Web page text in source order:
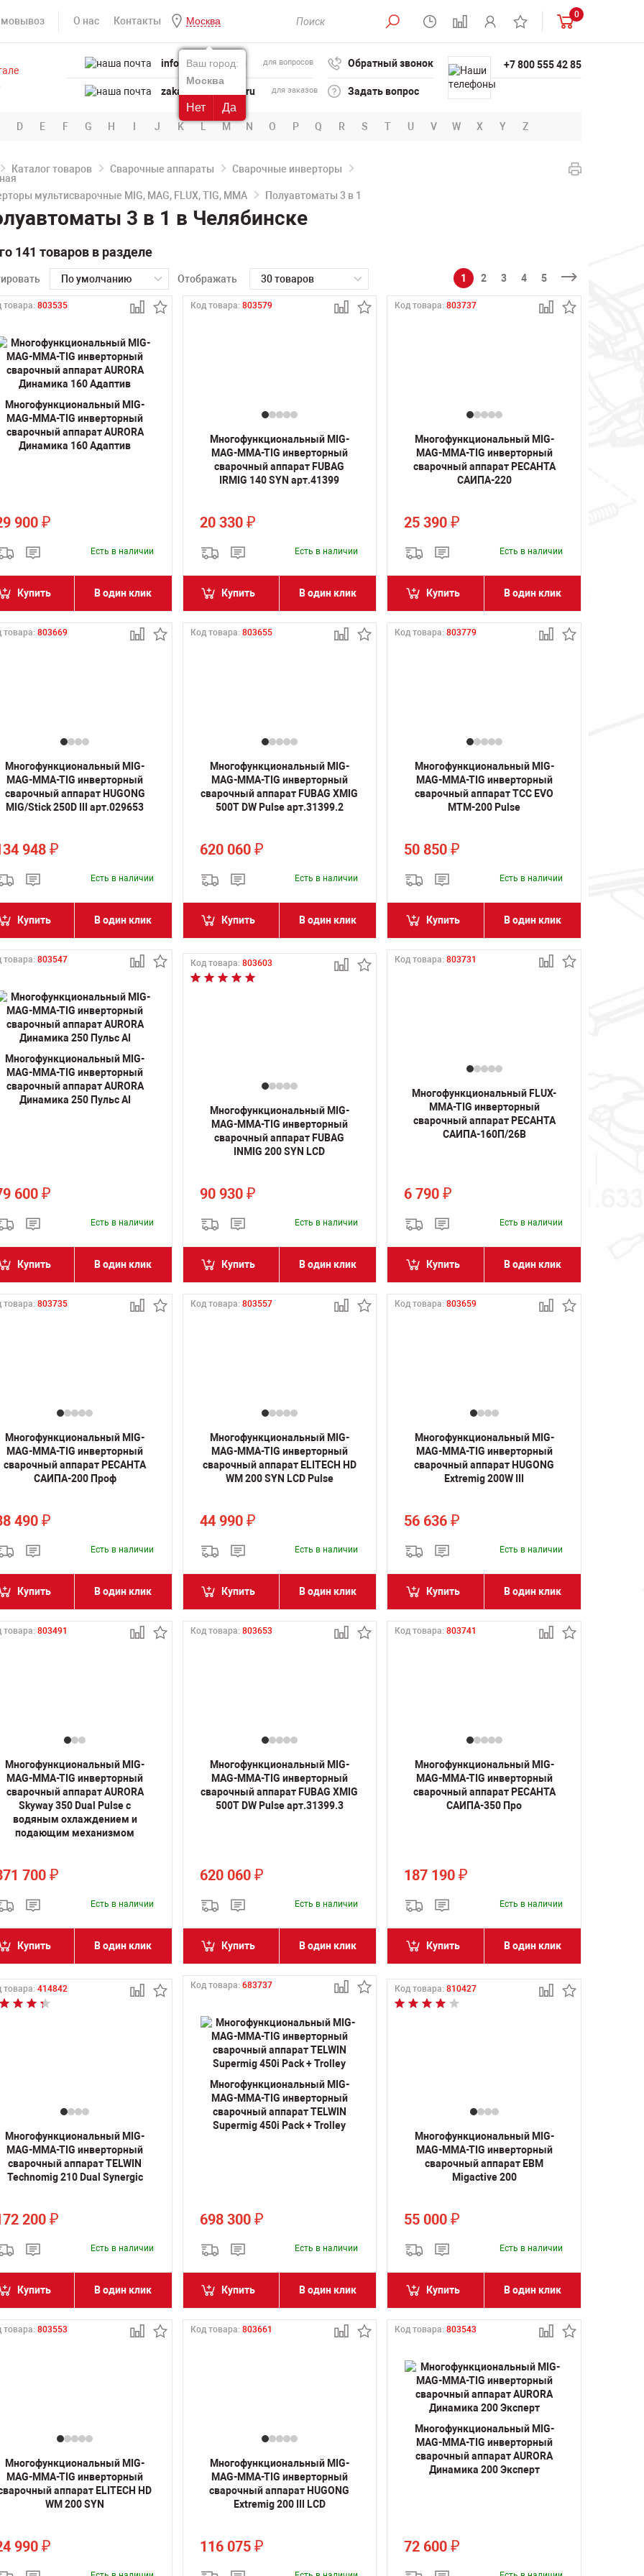
О нас Контакты Москва
Ваш город:
Москва
Нет Да
0
info@powertool.ru для вопросов
zakaz@powertool.ru для заказов
Обратный звонок
Задать вопрос
+7 800 555 42 85
D E F G H I J K L M N O P Q R S T U V W X Y Z
Каталог товаров Сварочные аппараты Сварочные инверторы
мультисварочные MIG, MAG, FLUX, TIG, MMA Полуавтоматы 3 в 1
3 в 1 в Челябинске
141 товаров в разделе
По умолчанию Отображать 30 товаров 1 2 3 4 5
товара: 803535
Многофункциональный MIG-
MAG-MMA-TIG инверторный
сварочный аппарат AURORA
Динамика 160 Адаптив
900 ₽
Есть в наличии
Купить В один клик
Код товара: 803579
Многофункциональный MIG-
MAG-MMA-TIG инверторный
сварочный аппарат FUBAG
IRMIG 140 SYN арт.41399
20 330 ₽
Есть в наличии
Купить В один клик
Код товара:803737
Многофункциональный MIG-
MAG-MMA-TIG инверторный
сварочный аппарат РЕСАНТА
САИПА-220
25 390₽
Есть в наличии
Купить В один клик
товара: 803669
Многофункциональный MIG-
MAG-MMA-TIG инверторный
сварочный аппарат HUGONG
MIG/Stick 250D III арт.029653
948 ₽
Есть в наличии
Купить В один клик
Код товара: 803655
Многофункциональный MIG-
MAG-MMA-TIG инверторный
сварочный аппарат FUBAG XMIG
500T DW Pulse арт.31399.2
620 060 ₽
Есть в наличии
Купить В один клик
Код товара:803779
Многофункциональный MIG-
MAG-MMA-TIG инверторный
сварочный аппарат ТСС EVO
MTM-200 Pulse
50 850₽
Есть в наличии
Купить В один клик
товара: 803547
Многофункциональный MIG-
MAG-MMA-TIG инверторный
сварочный аппарат AURORA
Динамика 250 Пульс AI
600 ₽
Есть в наличии
Купить В один клик
Код товара: 803603
Многофункциональный MIG-
MAG-MMA-TIG инверторный
сварочный аппарат FUBAG
INMIG 200 SYN LCD
90 930 ₽
Есть в наличии
Купить В один клик
Код товара:803731
Многофункциональный FLUX-
MMA-TIG инверторный
сварочный аппарат РЕСАНТА
САИПА-160П/26В
6 790₽
Есть в наличии
Купить В один клик
товара: 803735
Многофункциональный MIG-
MAG-MMA-TIG инверторный
сварочный аппарат РЕСАНТА
САИПА-200 Проф
490 ₽
Есть в наличии
Купить В один клик
Код товара: 803557
Многофункциональный MIG-
MAG-MMA-TIG инверторный
сварочный аппарат ELITECH HD
WM 200 SYN LCD Pulse
44 990 ₽
Есть в наличии
Купить В один клик
Код товара:803659
Многофункциональный MIG-
MAG-MMA-TIG инверторный
сварочный аппарат HUGONG
Extremig 200W III
56 636₽
Есть в наличии
Купить В один клик
товара: 803491
Многофункциональный MIG-
MAG-MMA-TIG инверторный
сварочный аппарат AURORA
Skyway 350 Dual Pulse с
водяным охлаждением и
подающим механизмом
700 ₽
Есть в наличии
Купить В один клик
Код товара: 803653
Многофункциональный MIG-
MAG-MMA-TIG инверторный
сварочный аппарат FUBAG XMIG
500T DW Pulse арт.31399.3
620 060 ₽
Есть в наличии
Купить В один клик
Код товара:803741
Многофункциональный MIG-
MAG-MMA-TIG инверторный
сварочный аппарат РЕСАНТА
САИПА-350 Про
187 190₽
Есть в наличии
Купить В один клик
товара: 414842
Многофункциональный MIG-
MAG-MMA-TIG инверторный
сварочный аппарат TELWIN
Technomig 210 Dual Synergic
200 ₽
Есть в наличии
Купить В один клик
Код товара: 683737
Многофункциональный MIG-
MAG-MMA-TIG инверторный
сварочный аппарат TELWIN
Supermig 450i Pack + Trolley
698 300 ₽
Есть в наличии
Купить В один клик
Код товара:810427
Многофункциональный MIG-
MAG-MMA-TIG инверторный
сварочный аппарат ЕВМ
Migactive 200
55 000₽
Есть в наличии
Купить В один клик
товара: 803553
Многофункциональный MIG-
MAG-MMA-TIG инверторный
аппарат ELITECH HD
WM 200 SYN
990 ₽
Код товара: 803661
Многофункциональный MIG-
MAG-MMA-TIG инверторный
сварочный аппарат HUGONG
Extremig 200 III LCD
116 075 ₽
Код товара:803543
Многофункциональный MIG-
MAG-MMA-TIG инверторный
сварочный аппарат AURORA
Динамика 200 Эксперт
72 600₽